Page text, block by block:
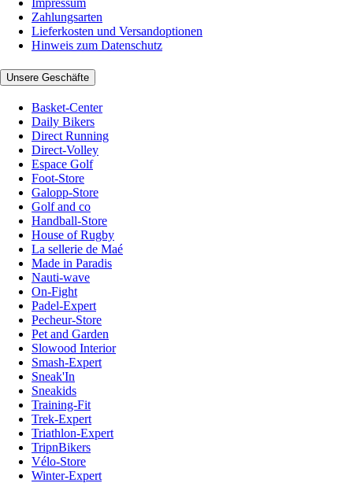
Impressum
Zahlungsarten
Lieferkosten und Versandoptionen
Hinweis zum Datenschutz
Unsere Geschäfte
Basket-Center
Daily Bikers
Direct Running
Direct-Volley
Espace Golf
Foot-Store
Galopp-Store
Golf and co
Handball-Store
House of Rugby
La sellerie de Maé
Made in Paradis
Nauti-wave
On-Fight
Padel-Expert
Pecheur-Store
Pet and Garden
Slowood Interior
Smash-Expert
Sneak'In
Sneakids
Training-Fit
Trek-Expert
Triathlon-Expert
TripnBikers
Vélo-Store
Winter-Expert